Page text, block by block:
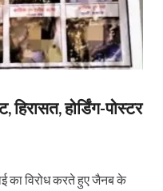
होर्डिंग-पोस्टर
का विरोध करते हुए जैनब के